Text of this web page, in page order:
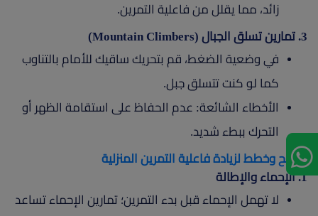
زائد، مما يقلل من فاعلية التمرين.
3. تمارين تسلق الجبال (Mountain Climbers)
في وضعية الضغط، قم بتحريك ساقيك للأمام بالتناوب
كما لو كنت تتسلق جبل.
الأخطاء الشائعة: عدم الحفاظ على استقامة الظهر أو
التحرك ببطء شديد.
نصائح وخطط لزيادة فاعلية التمرين المنزلية
1. الإحماء والإطالة
لا تهمل الإحماء قبل بدء التمرين؛ تمارين الإحماء تساعد